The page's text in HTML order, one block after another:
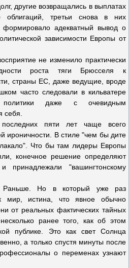
другие возвращались в выплатах
облигаций, третьи снова в них
адекватный вывод о
зависимости Европы от
не изменило практически
роста тяги Брюсселя к
страны ЕС, даже ведущие, вроде
часто следовали в кильватере
политики даже с очевидным
себя.
пяти лет чаще всего
ироничности. В стиле "чем бы дите
Что бы там лидеры Европы
конечное решение определяют
"вашингтонскому
Раньше. Но в который уже раз
мир, истина, что явное обычно
от реальных фактических тайных
ранее того, как об этом
публике. Это как свет Солнца
а только спустя минуты после
о переменах узнают